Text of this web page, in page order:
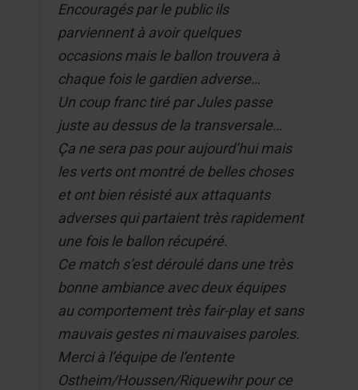
Encouragés par le public ils
parviennent à avoir quelques
occasions mais le ballon trouvera à
chaque fois le gardien adverse…
Un coup franc tiré par Jules passe
juste au dessus de la transversale…
Ça ne sera pas pour aujourd’hui mais
les verts ont montré de belles choses
et ont bien résisté aux attaquants
adverses qui partaient très rapidement
une fois le ballon récupéré.
Ce match s’est déroulé dans une très
bonne ambiance avec deux équipes
au comportement très fair-play et sans
mauvais gestes ni mauvaises paroles.
Merci à l’équipe de l’entente
Ostheim/Houssen/Riquewihr pour ce